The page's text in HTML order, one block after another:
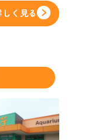
しく見る